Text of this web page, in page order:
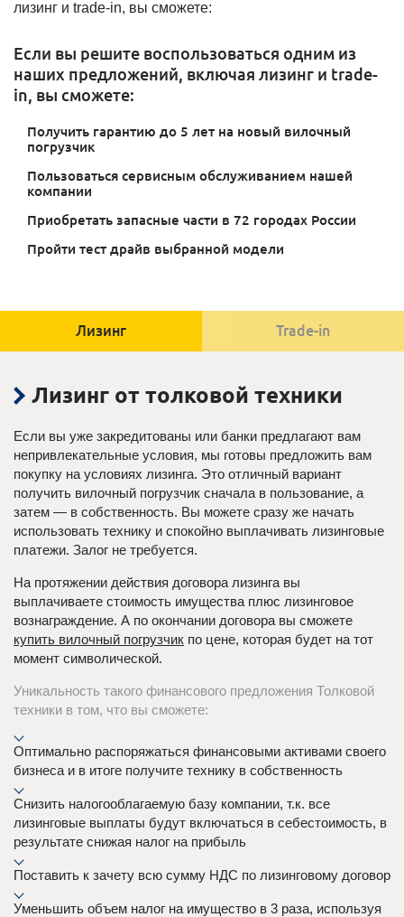
Если вы решите воспользоваться одним из
наших предложений, включая лизинг и trade-
in, вы сможете:
Получить гарантию до 5 лет на новый вилочный
погрузчик
Пользоваться сервисным обслуживанием нашей
компании
Приобретать запасные части в 72 городах России
Пройти тест драйв выбранной модели
Лизинг Trade-in
Лизинг от толковой техники
Если вы уже закредитованы или банки предлагают вам
непривлекательные условия, мы готовы предложить вам
покупку на условиях лизинга. Это отличный вариант
получить вилочный погрузчик сначала в пользование, а
затем — в собственность. Вы можете сразу же начать
использовать технику и спокойно выплачивать лизинговые
платежи. Залог не требуется.
На протяжении действия договора лизинга вы
выплачиваете стоимость имущества плюс лизинговое
вознаграждение. А по окончании договора вы сможете
купить вилочный погрузчик по цене, которая будет на тот
момент символической.
Уникальность такого финансового предложения Толковой
техники в том, что вы сможете:
Оптимально распоряжаться финансовыми активами своего
бизнеса и в итоге получите технику в собственность
Снизить налогооблагаемую базу компании, т.к. все
лизинговые выплаты будут включаться в себестоимость, в
результате снижая налог на прибыль
Поставить к зачету всю сумму НДС по лизинговому договор
Уменьшить объем налог на имущество в 3 раза, используя